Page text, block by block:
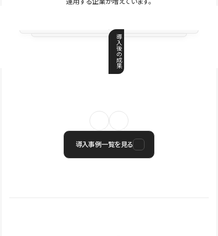
導
入
後
の
成
果
導入事例一覧を見る